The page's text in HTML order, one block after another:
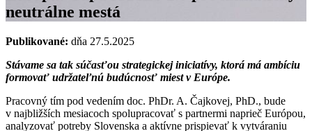
neutrálne mestá
Publikované: dňa 27.5.2025
Stávame sa tak súčasťou strategickej iniciatívy, ktorá má ambíciu
formovať udržateľnú budúcnosť miest v Európe.
Pracovný tím pod vedením doc. PhDr. A. Čajkovej, PhD., bude
v najbližších mesiacoch spolupracovať s partnermi naprieč Európou,
analyzovať potreby Slovenska a aktívne prispievať k vytváraniu